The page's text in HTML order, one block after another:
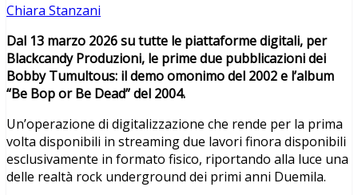
Chiara Stanzani
Dal 13 marzo 2026 su tutte le piattaforme digitali, per
Blackcandy Produzioni, le prime due pubblicazioni dei
Bobby Tumultous: il demo omonimo del 2002 e l’album
“Be Bop or Be Dead” del 2004.
Un’operazione di digitalizzazione che rende per la prima
volta disponibili in streaming due lavori finora disponibili
esclusivamente in formato fisico, riportando alla luce una
delle realtà rock underground dei primi anni Duemila.